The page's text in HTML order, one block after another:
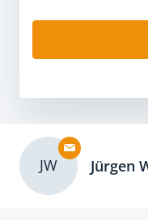
JW Jürgen